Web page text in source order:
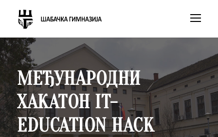
МЕЂУНАРОДНИ
ХАКАТОН IT-
EDUCATION HACK